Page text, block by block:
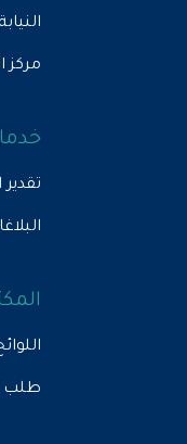
النيابة
مركز
تقدير
البلاغات
طلب